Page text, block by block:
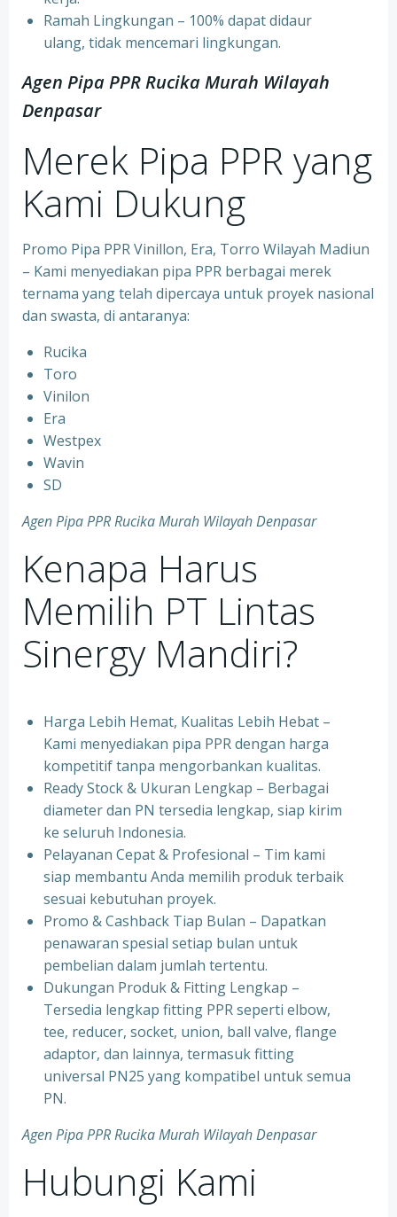
⁠Ramah Lingkungan – 100% dapat didaur
ulang, tidak mencemari lingkungan.
Agen Pipa PPR Rucika Murah Wilayah
Denpasar
Merek Pipa PPR yang
Kami Dukung
Promo Pipa PPR Vinillon, Era, Torro Wilayah Madiun
– Kami menyediakan pipa PPR berbagai merek
ternama yang telah dipercaya untuk proyek nasional
dan swasta, di antaranya:
Rucika
⁠Toro
⁠Vinilon
⁠Era
⁠Westpex
⁠Wavin
⁠SD
Agen Pipa PPR Rucika Murah Wilayah Denpasar
Kenapa Harus
Memilih PT Lintas
Sinergy Mandiri?
Harga Lebih Hemat, Kualitas Lebih Hebat –
Kami menyediakan pipa PPR dengan harga
kompetitif tanpa mengorbankan kualitas.
⁠Ready Stock & Ukuran Lengkap – Berbagai
diameter dan PN tersedia lengkap, siap kirim
ke seluruh Indonesia.
⁠Pelayanan Cepat & Profesional – Tim kami
siap membantu Anda memilih produk terbaik
sesuai kebutuhan proyek.
⁠Promo & Cashback Tiap Bulan – Dapatkan
penawaran spesial setiap bulan untuk
pembelian dalam jumlah tertentu.
⁠Dukungan Produk & Fitting Lengkap –
Tersedia lengkap fitting PPR seperti elbow,
tee, reducer, socket, union, ball valve, flange
adaptor, dan lainnya, termasuk fitting
universal PN25 yang kompatibel untuk semua
PN.
Agen Pipa PPR Rucika Murah Wilayah Denpasar
Hubungi Kami